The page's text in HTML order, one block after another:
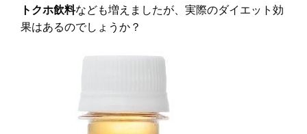
トクホ飲料なども増えましたが、実際のダイエット効
果はあるのでしょうか？